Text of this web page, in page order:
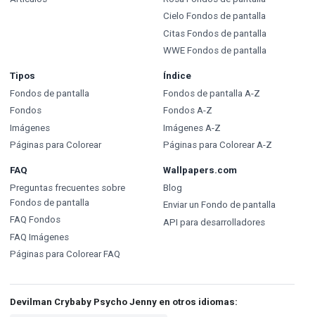
Cielo Fondos de pantalla
Citas Fondos de pantalla
WWE Fondos de pantalla
Tipos
Fondos de pantalla
Fondos
Imágenes
Páginas para Colorear
Índice
Fondos de pantalla A-Z
Fondos A-Z
Imágenes A-Z
Páginas para Colorear A-Z
FAQ
Preguntas frecuentes sobre
Fondos de pantalla
FAQ Fondos
FAQ Imágenes
Páginas para Colorear FAQ
Wallpapers.com
Blog
Enviar un Fondo de pantalla
API para desarrolladores
Devilman Crybaby Psycho Jenny en otros idiomas: